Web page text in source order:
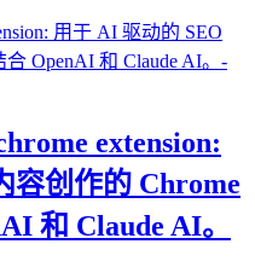
extension:
容创作的 Chrome
和 Claude AI。